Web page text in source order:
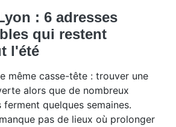
: 6 adresses
qui restent
l'été
même casse-tête : trouver une
alors que de nombreux
quelques semaines.
pas de lieux où prolonger